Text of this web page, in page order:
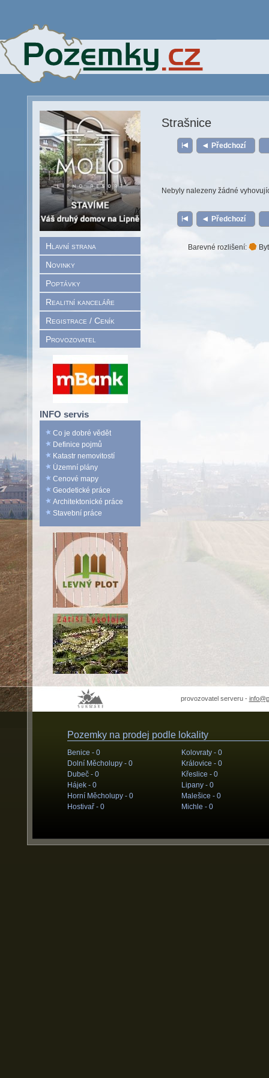
Hlavní strana
Novinky
Poptávky
Realitní kanceláře
Registrace / Ceník
Provozovatel
INFO servis
Co je dobré vědět
Definice pojmů
Katastr nemovitostí
Územní plány
Cenové mapy
Geodetické práce
Architektonické práce
Stavební práce
Strašnice
Předchozí
Nebyly nalezeny žádné
Předchozí
Barevné rozlišení:
provozovatel serveru -
Pozemky na prodej podle lokality
Benice - 0
Dolní Měcholupy - 0
Dubeč - 0
Hájek - 0
Horní Měcholupy - 0
Hostivař - 0
Kolovraty - 0
Královice - 0
Křeslice - 0
Lipany - 0
Malešice - 0
Michle - 0